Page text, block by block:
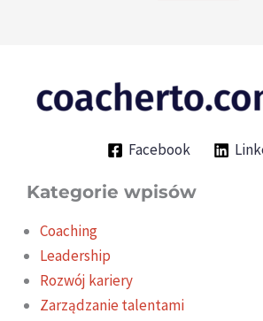
Facebook
Kategorie wpisów
Coaching
Leadership
Rozwój kariery
Zarządzanie talentami